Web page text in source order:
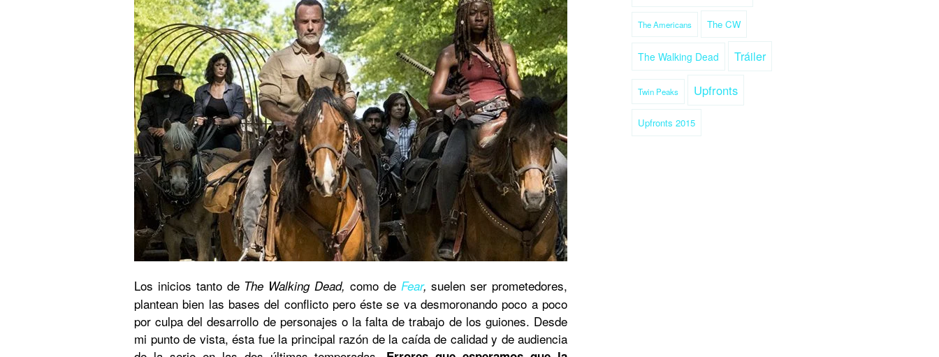
Los inicios tanto de The Walking Dead, como de Fear, suelen ser prometedores,
plantean bien las bases del conflicto pero éste se va desmoronando poco a poco
por culpa del desarrollo de personajes o la falta de trabajo de los guiones. Desde
mi punto de vista, ésta fue la principal razón de la caída de calidad y de audiencia
The Americans The CW
The Walking Dead Tráiler
Twin Peaks Upfronts
Upfronts 2015